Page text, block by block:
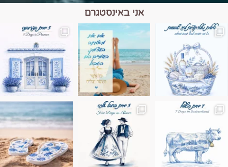
אני באינסטגרם
הם הגבול 💙🩵
בחבל אלזס צרפת
בחופשה שבו הכל נהיה פשוט יותר. החול, הי